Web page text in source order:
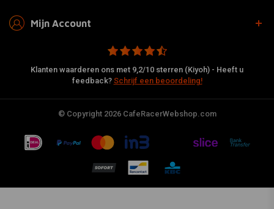
Mijn Account
Klanten waarderen ons met 9,2/10 sterren (Kiyoh) - Heeft u
feedback? Schrijf een beoordeling!
© Copyright 2026 CafeRacerWebshop.com